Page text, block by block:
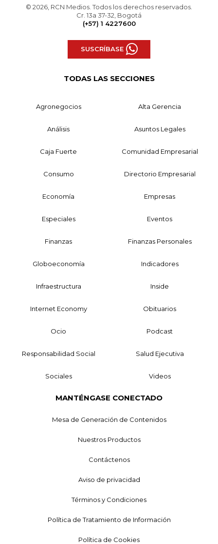
© 2026, RCN Medios. Todos los derechos reservados.
Cr. 13a 37-32, Bogotá
(+57) 1 4227600
SUSCRÍBASE
TODAS LAS SECCIONES
Agronegocios Alta Gerencia
Análisis Asuntos Legales
Caja Fuerte Comunidad Empresarial
Consumo Directorio Empresarial
Economía Empresas
Especiales Eventos
Finanzas Finanzas Personales
Globoeconomía Indicadores
Infraestructura Inside
Internet Economy Obituarios
Ocio Podcast
Responsabilidad Social Salud Ejecutiva
Sociales Videos
MANTÉNGASE CONECTADO
Mesa de Generación de Contenidos
Nuestros Productos
Contáctenos
Aviso de privacidad
Términos y Condiciones
Política de Tratamiento de Información
Política de Cookies